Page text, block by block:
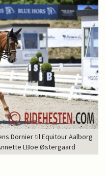
Dornier til Equitour Aalborg
LBoe Østergaard